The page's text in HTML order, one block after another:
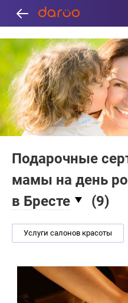
Подарочные
мамы на день
в Бресте
(9)
Услуги салонов красоты